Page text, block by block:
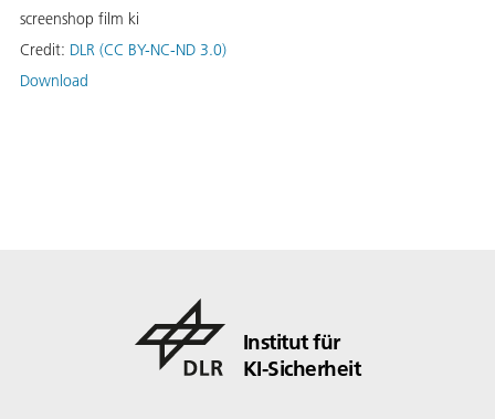
screenshop film ki
Credit: DLR (CC BY-NC-ND 3.0)
Download
Institut für
KI-Sicherheit